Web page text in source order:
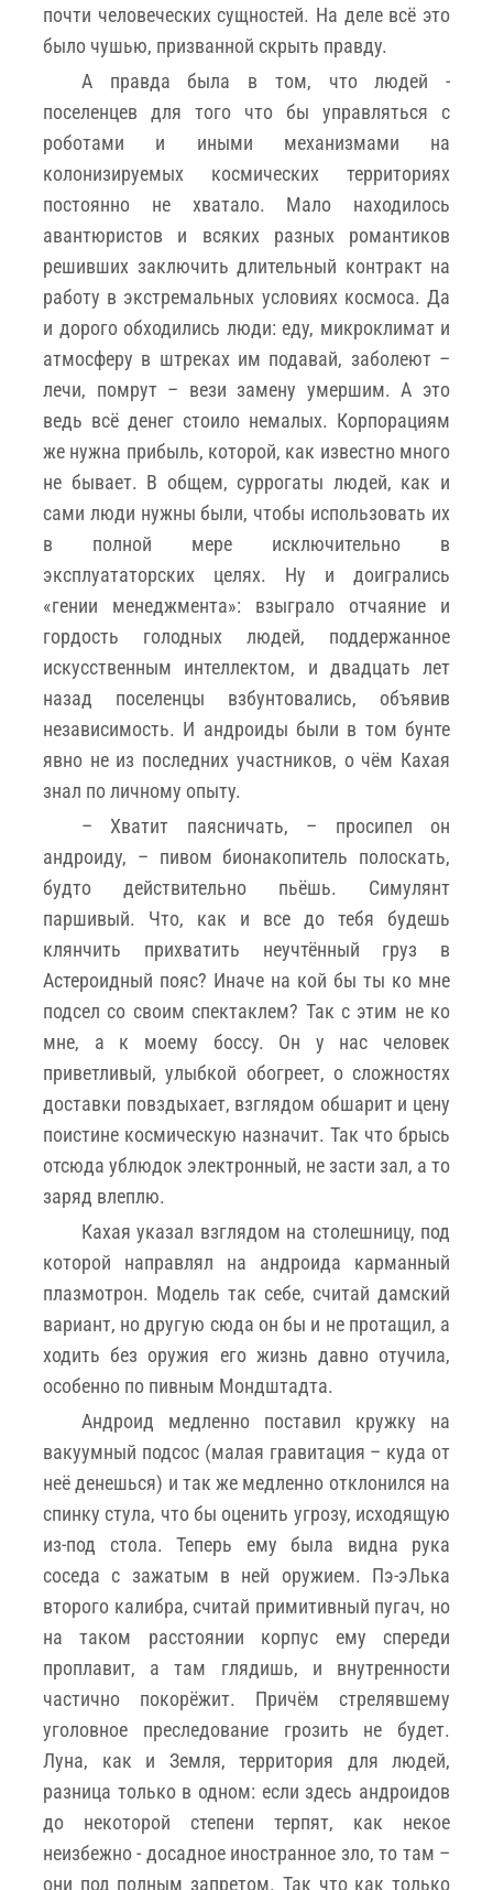
почти человеческих сущностей. На деле всё это
было чушью, призванной скрыть правду.
А правда была в том, что людей -
поселенцев для того что бы управляться с
роботами и иными механизмами на
колонизируемых космических территориях
постоянно не хватало. Мало находилось
авантюристов и всяких разных романтиков
решивших заключить длительный контракт на
работу в экстремальных условиях космоса. Да
и дорого обходились люди: еду, микроклимат и
атмосферу в штреках им подавай, заболеют –
лечи, помрут – вези замену умершим. А это
ведь всё денег стоило немалых. Корпорациям
же нужна прибыль, которой, как известно много
не бывает. В общем, суррогаты людей, как и
сами люди нужны были, чтобы использовать их
в полной мере исключительно в
эксплуататорских целях. Ну и доигрались
«гении менеджмента»: взыграло отчаяние и
гордость голодных людей, поддержанное
искусственным интеллектом, и двадцать лет
назад поселенцы взбунтовались, объявив
независимость. И андроиды были в том бунте
явно не из последних участников, о чём Кахая
знал по личному опыту.
– Хватит паясничать, – просипел он
андроиду, – пивом бионакопитель полоскать,
будто действительно пьёшь. Симулянт
паршивый. Что, как и все до тебя будешь
клянчить прихватить неучтённый груз в
Астероидный пояс? Иначе на кой бы ты ко мне
подсел со своим спектаклем? Так с этим не ко
мне, а к моему боссу. Он у нас человек
приветливый, улыбкой обогреет, о сложностях
доставки повздыхает, взглядом обшарит и цену
поистине космическую назначит. Так что брысь
отсюда ублюдок электронный, не засти зал, а то
заряд влеплю.
Кахая указал взглядом на столешницу, под
которой направлял на андроида карманный
плазмотрон. Модель так себе, считай дамский
вариант, но другую сюда он бы и не протащил, а
ходить без оружия его жизнь давно отучила,
особенно по пивным Мондштадта.
Андроид медленно поставил кружку на
вакуумный подсос (малая гравитация – куда от
неё денешься) и так же медленно отклонился на
спинку стула, что бы оценить угрозу, исходящую
из-под стола. Теперь ему была видна рука
соседа с зажатым в ней оружием. Пэ-эЛька
второго калибра, считай примитивный пугач, но
на таком расстоянии корпус ему спереди
проплавит, а там глядишь, и внутренности
частично покорёжит. Причём стрелявшему
уголовное преследование грозить не будет.
Луна, как и Земля, территория для людей,
разница только в одном: если здесь андроидов
до некоторой степени терпят, как некое
неизбежно - досадное иностранное зло, то там –
они под полным запретом. Так что как только